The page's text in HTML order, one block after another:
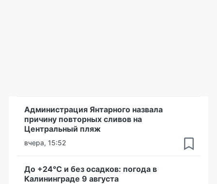
Администрация Янтарного назвала
причину повторных сливов на
Центральный пляж
вчера, 15:52
До +24°С и без осадков: погода в
Калининграде 9 августа